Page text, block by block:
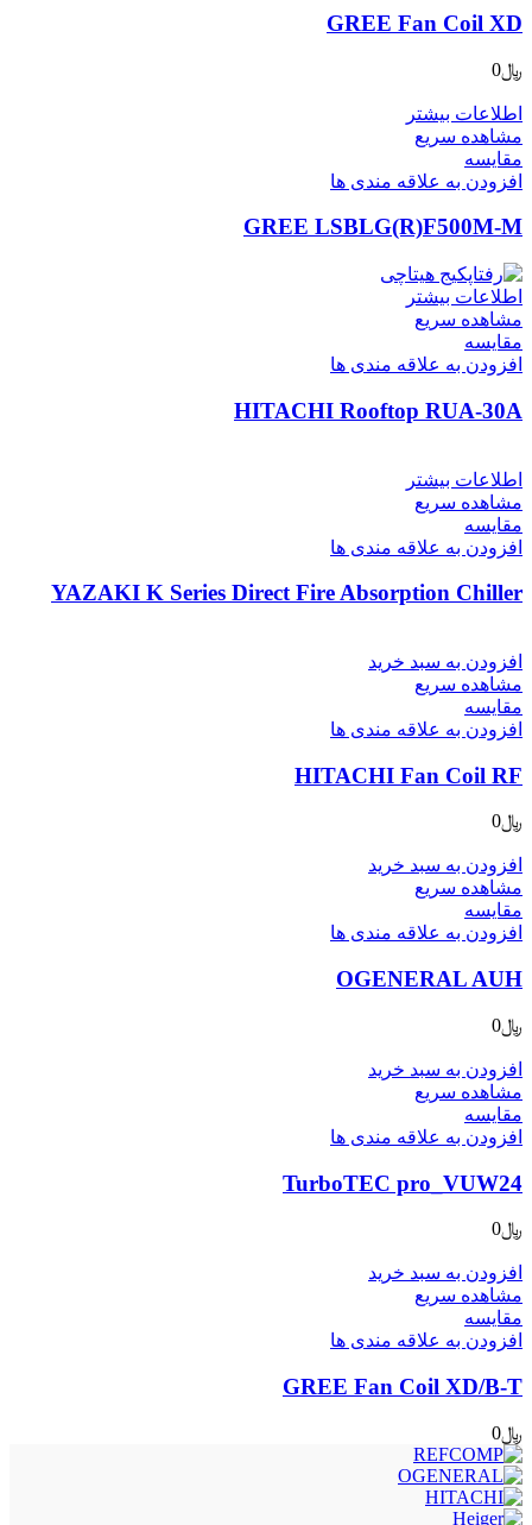
GREE Fan Coil XD
﷼0
اطلاعات بیشتر
مشاهده سریع
مقایسه
افزودن به علاقه مندی ها
GREE LSBLG(R)F500M-M
اطلاعات بیشتر
مشاهده سریع
مقایسه
افزودن به علاقه مندی ها
HITACHI Rooftop RUA-30A
اطلاعات بیشتر
مشاهده سریع
مقایسه
افزودن به علاقه مندی ها
YAZAKI K Series Direct Fire Absorption Chiller
افزودن به سبد خرید
مشاهده سریع
مقایسه
افزودن به علاقه مندی ها
HITACHI Fan Coil RF
﷼0
افزودن به سبد خرید
مشاهده سریع
مقایسه
افزودن به علاقه مندی ها
OGENERAL AUH
﷼0
افزودن به سبد خرید
مشاهده سریع
مقایسه
افزودن به علاقه مندی ها
TurboTEC pro_VUW24
﷼0
افزودن به سبد خرید
مشاهده سریع
مقایسه
افزودن به علاقه مندی ها
GREE Fan Coil XD/B-T
﷼0